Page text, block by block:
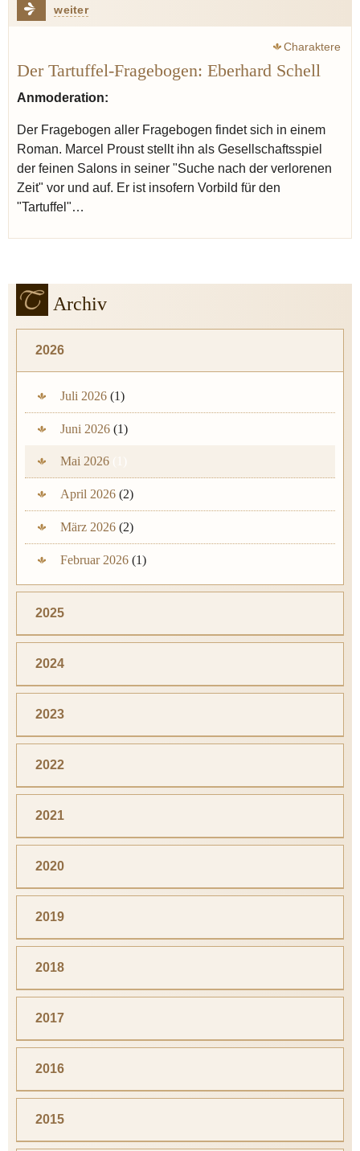
weiter
Charaktere
Der Tartuffel-Fragebogen: Eberhard Schell
Anmoderation:
Der Fragebogen aller Fragebogen findet sich in einem
Roman. Marcel Proust stellt ihn als Gesellschaftsspiel
der feinen Salons in seiner "Suche nach der verlorenen
Zeit" vor und auf. Er ist insofern Vorbild für den
"Tartuffel"…
Archiv
2026
Juli 2026 (1)
Juni 2026 (1)
Mai 2026
April 2026 (2)
März 2026 (2)
Februar 2026 (1)
2025
2024
2023
2022
2021
2020
2019
2018
2017
2016
2015